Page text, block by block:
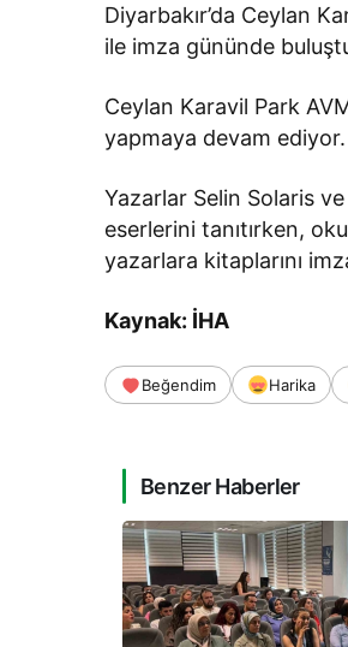
Diyarbakır’da Ceylan
ile imza gününde
Ceylan Karavil Park
yapmaya devam ediyor.
Yazarlar Selin Solaris
eserlerini tanıtırken,
yazarlara kitaplarını
Kaynak: İHA
Beğendim Harika
Benzer Haberler